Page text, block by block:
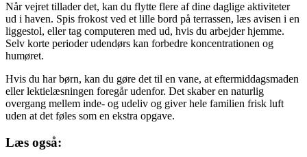
Når vejret tillader det, kan du flytte flere af dine daglige aktiviteter
ud i haven. Spis frokost ved et lille bord på terrassen, læs avisen i en
liggestol, eller tag computeren med ud, hvis du arbejder hjemme.
Selv korte perioder udendørs kan forbedre koncentrationen og
humøret.
Hvis du har børn, kan du gøre det til en vane, at eftermiddagsmaden
eller lektielæsningen foregår udenfor. Det skaber en naturlig
overgang mellem inde- og udeliv og giver hele familien frisk luft
uden at det føles som en ekstra opgave.
Læs også: